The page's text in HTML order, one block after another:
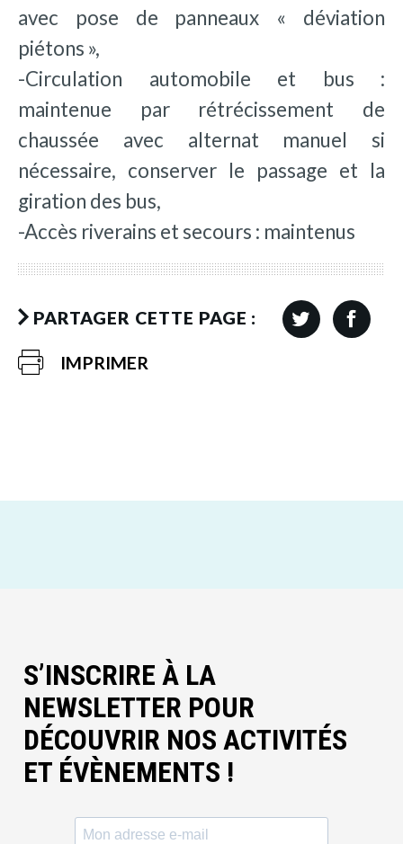
avec pose de panneaux « déviation
piétons »,
-Circulation automobile et bus :
maintenue par rétrécissement de
chaussée avec alternat manuel si
nécessaire, conserver le passage et la
giration des bus,
-Accès riverains et secours : maintenus
PARTAGER CETTE PAGE :
IMPRIMER
S’INSCRIRE À LA
NEWSLETTER POUR
DÉCOUVRIR NOS ACTIVITÉS
ET ÉVÈNEMENTS !